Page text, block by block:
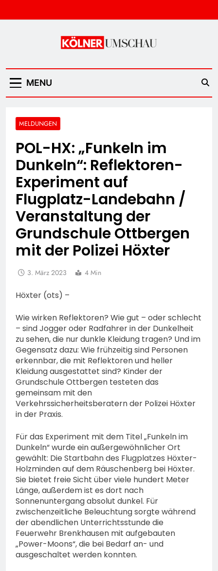
to
Kölner Umschau
MENU
MELDUNGEN
POL-HX: „Funkeln im
Dunkeln“: Reflektoren-
Experiment auf
Flugplatz-Landebahn /
Veranstaltung der
Grundschule Ottbergen
mit der Polizei Höxter
3. März 2023 4 Min
Höxter (ots) –
Wie wirken Reflektoren? Wie gut – oder schlecht
– sind Jogger oder Radfahrer in der Dunkelheit
zu sehen, die nur dunkle Kleidung tragen? Und im
Gegensatz dazu: Wie frühzeitig sind Personen
erkennbar, die mit Reflektoren und heller
Kleidung ausgestattet sind? Kinder der
Grundschule Ottbergen testeten das
gemeinsam mit den
Verkehrssicherheitsberatern der Polizei Höxter
in der Praxis.
Für das Experiment mit dem Titel „Funkeln im
Dunkeln“ wurde ein außergewöhnlicher Ort
gewählt: Die Startbahn des Flugplatzes Höxter-
Holzminden auf dem Räuschenberg bei Höxter.
Sie bietet freie Sicht über viele hundert Meter
Länge, außerdem ist es dort nach
Sonnenuntergang absolut dunkel. Für
zwischenzeitliche Beleuchtung sorgte während
der abendlichen Unterrichtsstunde die
Feuerwehr Brenkhausen mit aufgebauten
„Power-Moons“, die bei Bedarf an- und
ausgeschaltet werden konnten.